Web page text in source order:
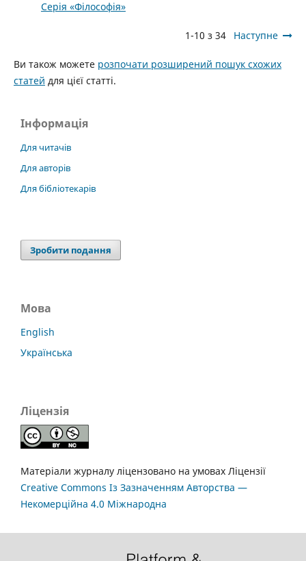
Серія «Філософія»
1-10 з 34 Наступне
Ви також можете розпочати розширений пошук схожих
статей для цієї статті.
Інформація
Для читачів
Для авторів
Для бібліотекарів
Зробити подання
Мова
English
Українська
Ліцензія
Матеріали журналу ліцензовано на умовах Ліцензії
Creative Commons Із Зазначенням Авторства —
Некомерційна 4.0 Міжнародна